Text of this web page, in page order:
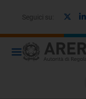
Seguici su: